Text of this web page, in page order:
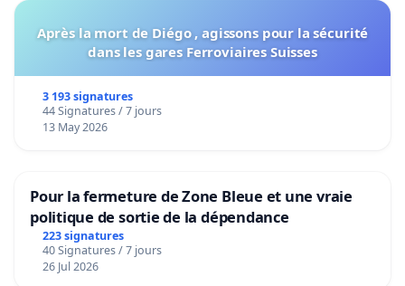
Après la mort de Diégo , agissons pour la sécurité
dans les gares Ferroviaires Suisses
3 193 signatures
44 Signatures / 7 jours
13 May 2026
Pour la fermeture de Zone Bleue et une vraie
politique de sortie de la dépendance
223 signatures
40 Signatures / 7 jours
26 Jul 2026